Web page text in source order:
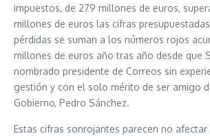
impuestos, de 279 millones de euros,
millones de euros las cifras presupuestadas
pérdidas se suman a los números rojos
millones de euros año tras año desde que
nombrado presidente de Correos sin
gestión y con el solo mérito de ser amigo
Gobierno, Pedro Sánchez.
Estas cifras sonrojantes parecen no